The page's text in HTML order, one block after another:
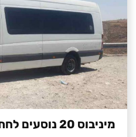
מיניבוס 20 נוסעים לחתונה